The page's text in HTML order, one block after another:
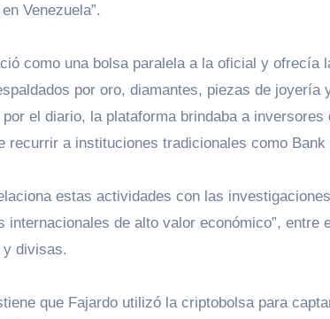
Venezuela”.
como una bolsa paralela a la oficial y
por oro, diamantes, piezas de
por el diario, la plataforma brindaba a
recurrir a instituciones tradicionales como Bank
estas actividades con las
internacionales de alto valor económico”,
y divisas.
que Fajardo utilizó la criptobolsa para